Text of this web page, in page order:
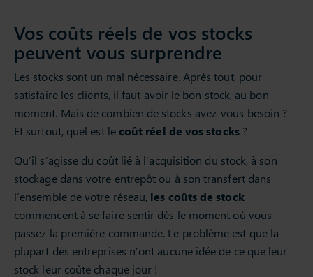
Vos coûts réels de vos stocks
peuvent vous surprendre
Les stocks sont un mal nécessaire. Après tout, pour
satisfaire les clients, il faut avoir le bon stock, au bon
moment. Mais de combien de stocks avez-vous besoin ?
Et surtout, quel est lecoût réel de vos stocks?
Qu’il s’agisse du coût lié à l’acquisition du stock, à son
stockage dans votre entrepôt ou à son transfert dans
l’ensemble de votre réseau, les coûts de stock
commencent à se faire sentir dès le moment où vous
passez la première commande. Le problème est que la
plupart des entreprises n’ont aucune idée de ce que leur
stock leur coûte chaque jour !